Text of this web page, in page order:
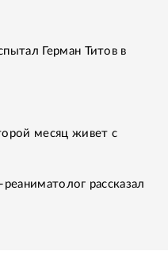
Герман Титов в
месяц живет с
рассказал